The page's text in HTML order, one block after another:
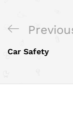
Post
Previous
Post
Car Safety